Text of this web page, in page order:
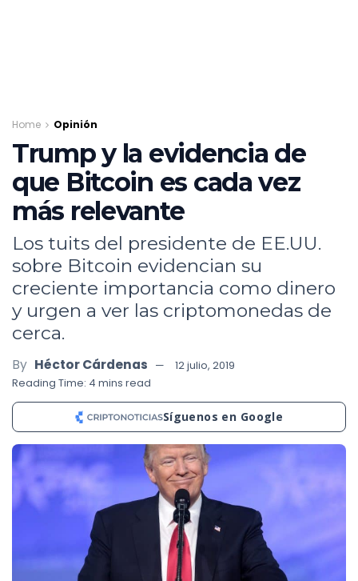
Home Opinión
Trump y la evidencia de
que Bitcoin es cada vez
más relevante
Los tuits del presidente de EE.UU.
sobre Bitcoin evidencian su
creciente importancia como dinero
y urgen a ver las criptomonedas de
cerca.
By Héctor Cárdenas
12 julio, 2019
Reading Time: 4 mins read
Síguenos en Google